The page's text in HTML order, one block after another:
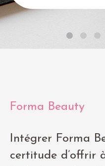
Forma Beauty
Intégrer Forma
certitude d’offrir